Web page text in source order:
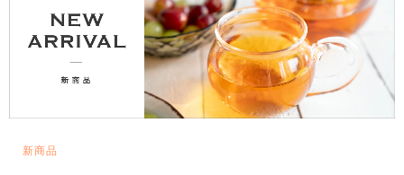
新商品